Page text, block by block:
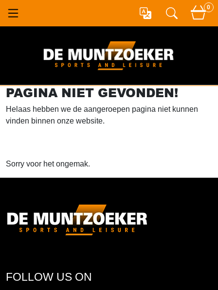
0
PAGINA NIET GEVONDEN!
Helaas hebben we de aangeroepen pagina niet kunnen
vinden binnen onze website.
Sorry voor het ongemak.
FOLLOW US ON